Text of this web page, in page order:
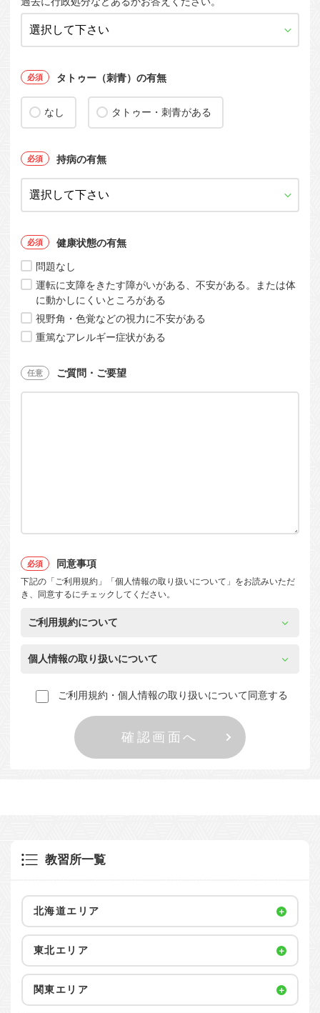
タトゥー（刺青）の有無
なし タトゥー・刺青がある
持病の有無
健康状態の有無
問題なし
運転に支障をきたす障がいがある、不安がある。または体
に動かしにくいところがある
視野角・色覚などの視力に不安がある
重篤なアレルギー症状がある
ご質問・ご要望
同意事項
下記の「ご利用規約」「個人情報の取り扱いについて」をお読みいただ
き、同意するにチェックしてください。
ご利用規約について
個人情報の取り扱いについて
ご利用規約・個人情報の取り扱いについて同意する
教習所一覧
北海道エリア
東北エリア
関東エリア